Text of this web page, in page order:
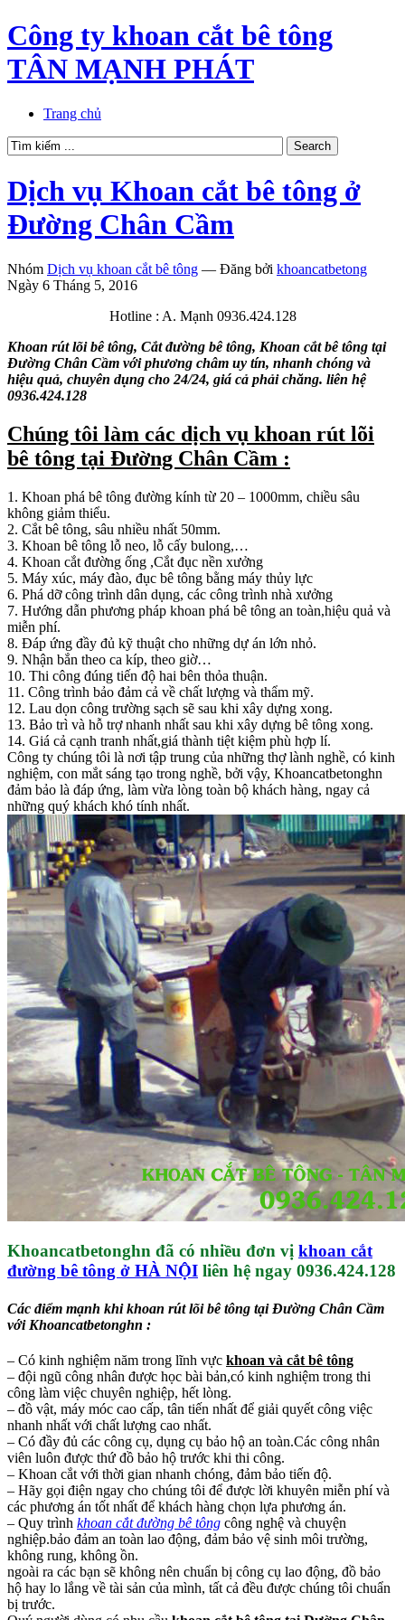
Công ty khoan cắt bê tông
TÂN MẠNH PHÁT
Trang chủ
Dịch vụ Khoan cắt bê tông ở
Đường Chân Cầm
Nhóm Dịch vụ khoan cắt bê tông — Đăng bởi khoancatbetong
Ngày 6 Tháng 5, 2016
Hotline : A. Mạnh 0936.424.128
Khoan rút lõi bê tông, Cắt đường bê tông, Khoan cắt bê tông tại
Đường Chân Cầm với phương châm uy tín, nhanh chóng và
hiệu quả, chuyên dụng cho 24/24, giá cả phải chăng. liên hệ
0936.424.128
Chúng tôi làm các dịch vụ khoan rút lõi
bê tông tại Đường Chân Cầm :
1. Khoan phá bê tông đường kính từ 20 – 1000mm, chiều sâu
không giảm thiểu.
2. Cắt bê tông, sâu nhiều nhất 50mm.
3. Khoan bê tông lỗ neo, lỗ cấy bulong,…
4. Khoan cắt đường ống ,Cắt đục nền xưởng
5. Máy xúc, máy đào, đục bê tông bằng máy thủy lực
6. Phá dỡ công trình dân dụng, các công trình nhà xưởng
7. Hướng dẫn phương pháp khoan phá bê tông an toàn,hiệu quả và
miễn phí.
8. Đáp ứng đầy đủ kỹ thuật cho những dự án lớn nhỏ.
9. Nhận bắn theo ca kíp, theo giờ…
10. Thi công đúng tiến độ hai bên thỏa thuận.
11. Công trình bảo đảm cả về chất lượng và thẩm mỹ.
12. Lau dọn công trường sạch sẽ sau khi xây dựng xong.
13. Bảo trì và hỗ trợ nhanh nhất sau khi xây dựng bê tông xong.
14. Giá cả cạnh tranh nhất,giá thành tiệt kiệm phù hợp lí.
Công ty chúng tôi là nơi tập trung của những thợ lành nghề, có kinh
nghiệm, con mắt sáng tạo trong nghề, bởi vậy, Khoancatbetonghn
đảm bảo là đáp ứng, làm vừa lòng toàn bộ khách hàng, ngay cả
những quý khách khó tính nhất.
Khoancatbetonghn đã có nhiều đơn vị khoan cắt
đường bê tông ở HÀ NỘI liên hệ ngay 0936.424.128
Các điểm mạnh khi khoan rút lõi bê tông tại Đường Chân Cầm
với Khoancatbetonghn :
– Có kinh nghiệm năm trong lĩnh vực khoan và cắt bê tông
– đội ngũ công nhân được học bài bản,có kinh nghiệm trong thi
công làm việc chuyên nghiệp, hết lòng.
– đồ vật, máy móc cao cấp, tân tiến nhất để giải quyết công việc
nhanh nhất với chất lượng cao nhất.
– Có đầy đủ các công cụ, dụng cụ bảo hộ an toàn.Các công nhân
viên luôn được thứ đồ bảo hộ trước khi thi công.
– Khoan cắt với thời gian nhanh chóng, đảm bảo tiến độ.
– Hãy gọi điện ngay cho chúng tôi để được lời khuyên miễn phí và
các phương án tốt nhất để khách hàng chọn lựa phương án.
– Quy trình khoan cắt đường bê tông công nghệ và chuyện
nghiệp.bảo đảm an toàn lao động, đảm bảo vệ sinh môi trường,
không rung, không ồn.
ngoài ra các bạn sẽ không nên chuẩn bị công cụ lao động, đồ bảo
hộ hay lo lắng về tài sản của mình, tất cả đều được chúng tôi chuẩn
bị trước.